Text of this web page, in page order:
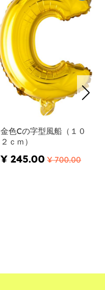
金色Cの字型風船（１０
２ｃｍ）
¥ 245.00 ¥ 700.00